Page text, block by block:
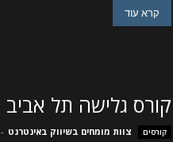
קרא עוד
קורס גלישה תל אביב
קורסים צוות מומחים בשיווק באינטרנט -